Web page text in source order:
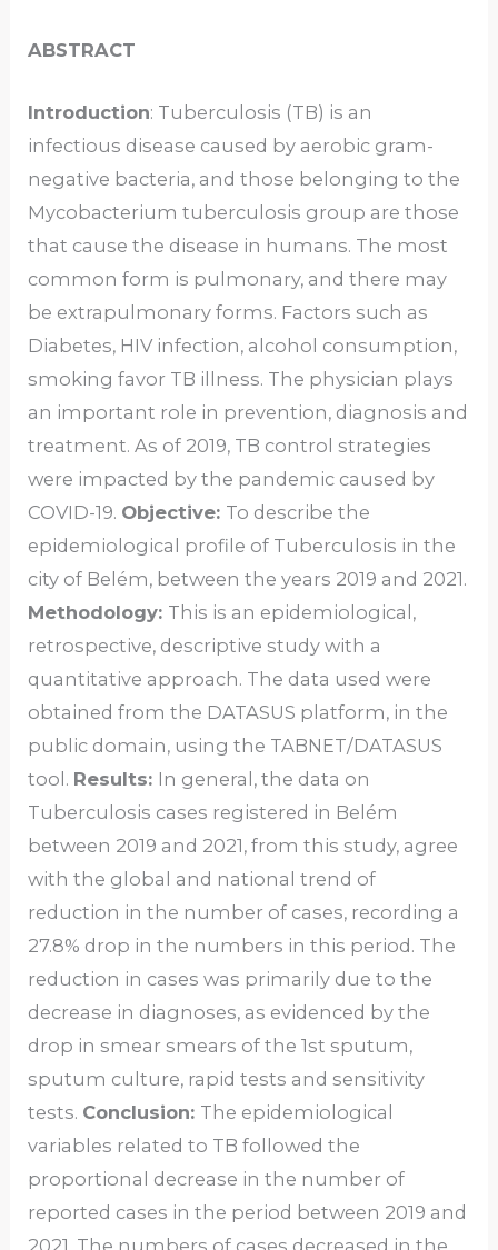
ABSTRACT
Introduction: Tuberculosis (TB) is an
infectious disease caused by aerobic gram-
negative bacteria, and those belonging to the
Mycobacterium tuberculosis group are those
that cause the disease in humans. The most
common form is pulmonary, and there may
be extrapulmonary forms. Factors such as
Diabetes, HIV infection, alcohol consumption,
smoking favor TB illness. The physician plays
an important role in prevention, diagnosis and
treatment. As of 2019, TB control strategies
were impacted by the pandemic caused by
COVID-19. Objective: To describe the
epidemiological profile of Tuberculosis in the
city of Belém, between the years 2019 and 2021.
Methodology: This is an epidemiological,
retrospective, descriptive study with a
quantitative approach. The data used were
obtained from the DATASUS platform, in the
public domain, using the TABNET/DATASUS
tool. Results: In general, the data on
Tuberculosis cases registered in Belém
between 2019 and 2021, from this study, agree
with the global and national trend of
reduction in the number of cases, recording a
27.8% drop in the numbers in this period. The
reduction in cases was primarily due to the
decrease in diagnoses, as evidenced by the
drop in smear smears of the 1st sputum,
sputum culture, rapid tests and sensitivity
tests. Conclusion: The epidemiological
variables related to TB followed the
proportional decrease in the number of
reported cases in the period between 2019 and